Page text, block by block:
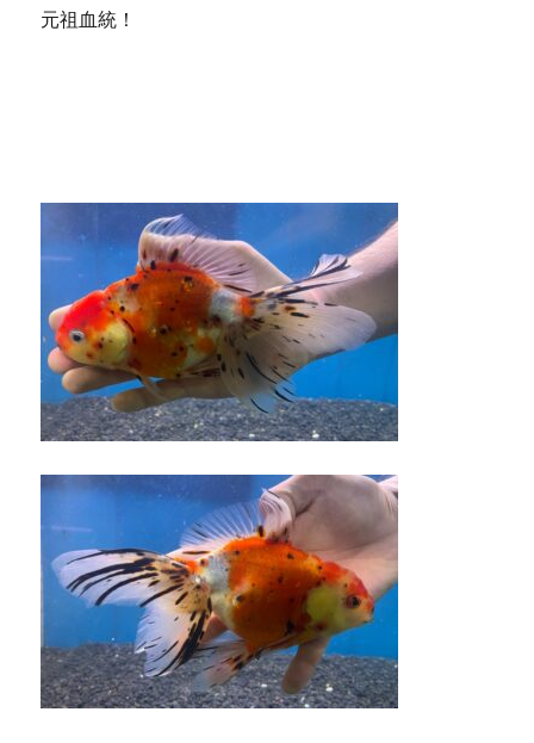
元祖血統！